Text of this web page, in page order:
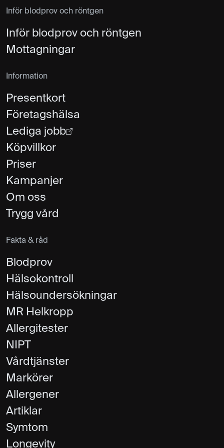
Inför blodprov och röntgen
Inför blodprov och röntgen
Mottagningar
Information
Presentkort
Företagshälsa
Lediga jobb
Köpvillkor
Priser
Kampanjer
Om oss
Trygg vård
Fakta & råd
Blodprov
Hälsokontroll
Hälsoundersökningar
MR Helkropp
Allergitester
NIPT
Vårdtjänster
Markörer
Allergener
Artiklar
Symtom
Longevity